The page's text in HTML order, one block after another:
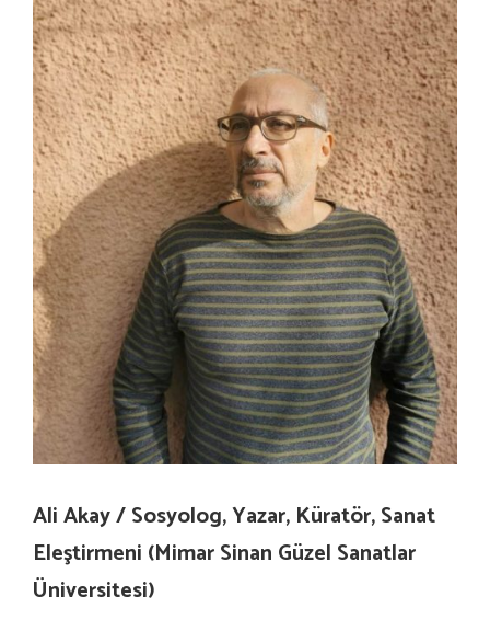
Ali Akay /Sosyolog, Yazar, Küratör, Sanat
Eleştirmeni (Mimar Sinan Güzel Sanatlar
Üniversitesi)